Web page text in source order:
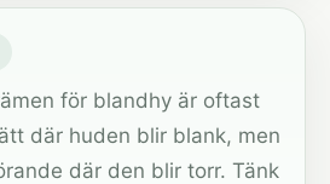
för blandhy är oftast
där huden blir blank, men
där den blir torr. Tänk